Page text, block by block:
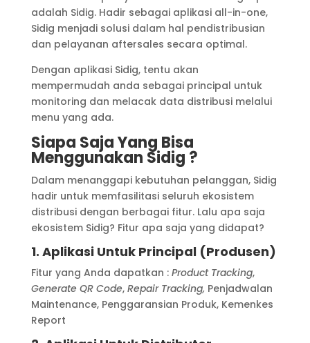
adalah Sidig. Hadir sebagai aplikasi all-in-one,
Sidig menjadi solusi dalam hal pendistribusian
dan pelayanan aftersales secara optimal.
Dengan aplikasi Sidig, tentu akan
mempermudah anda sebagai principal untuk
monitoring dan melacak data distribusi melalui
menu yang ada.
Siapa Saja Yang Bisa
Menggunakan Sidig ?
Dalam menanggapi kebutuhan pelanggan, Sidig
hadir untuk memfasilitasi seluruh ekosistem
distribusi dengan berbagai fitur. Lalu apa saja
ekosistem Sidig? Fitur apa saja yang didapat?
1. Aplikasi Untuk Principal (Produsen)
Fitur yang Anda dapatkan : Product Tracking,
Generate QR Code, Repair Tracking, Penjadwalan
Maintenance, Penggaransian Produk, Kemenkes
Report